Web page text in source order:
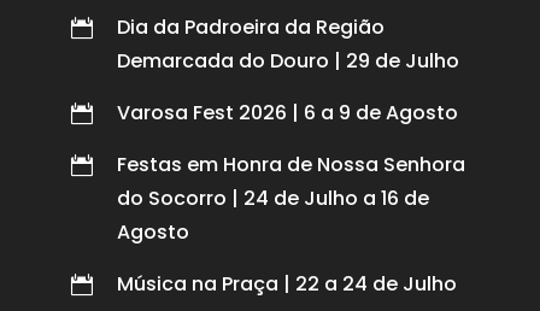

Dia da Padroeira da Região
Demarcada do Douro | 29 de Julho
 Varosa Fest 2026 | 6 a 9 de Agosto

Festas em Honra de Nossa Senhora
do Socorro | 24 de Julho a 16 de
Agosto
 Música na Praça | 22 a 24 de Julho